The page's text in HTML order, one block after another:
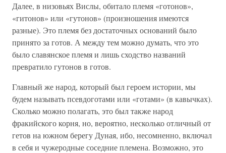
Далее, в низовьях Вислы, обитало племя «готонов»,
«гитонов» или «гутонов» (произношения имеются
разные). Это племя без достаточных оснований было
принято за готов. А между тем можно думать, что это
было славянское племя и лишь сходство названий
превратило гутонов в готов.
Главный же народ, который был героем истории, мы
будем называть псевдоготами или «готами» (в кавычках).
Сколько можно полагать, это был также народ
фракийского корня, но, вероятно, несколько отличный от
гетов на южном берегу Дуная, ибо, несомненно, включал
в себя и чужеродные соседние племена. Возможно, это